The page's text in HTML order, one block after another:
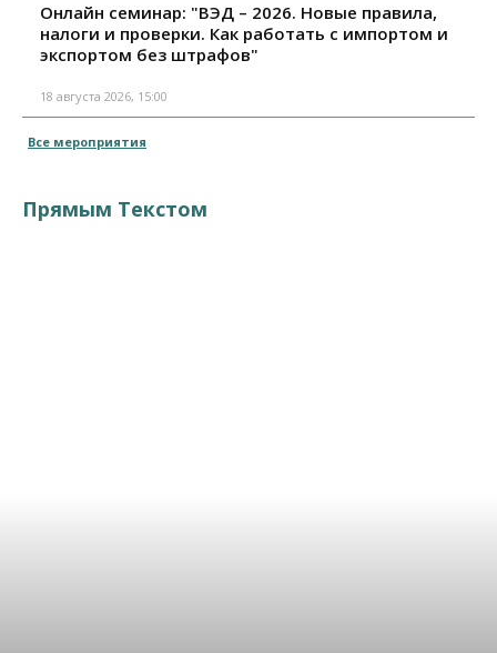
Онлайн семинар: "ВЭД – 2026. Новые правила,
налоги и проверки. Как работать с импортом и
экспортом без штрафов"
18 августа 2026, 15:00
Все мероприятия
Прямым Текстом